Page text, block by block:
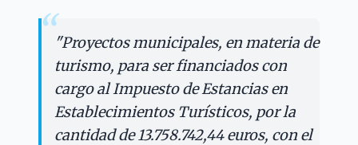
“"Proyectos municipales, en materia de
turismo, para ser financiados con
cargo al Impuesto de Estancias en
Establecimientos Turísticos, por la
cantidad de 13.758.742,44 euros, con el